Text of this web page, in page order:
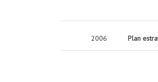
2006 Plan